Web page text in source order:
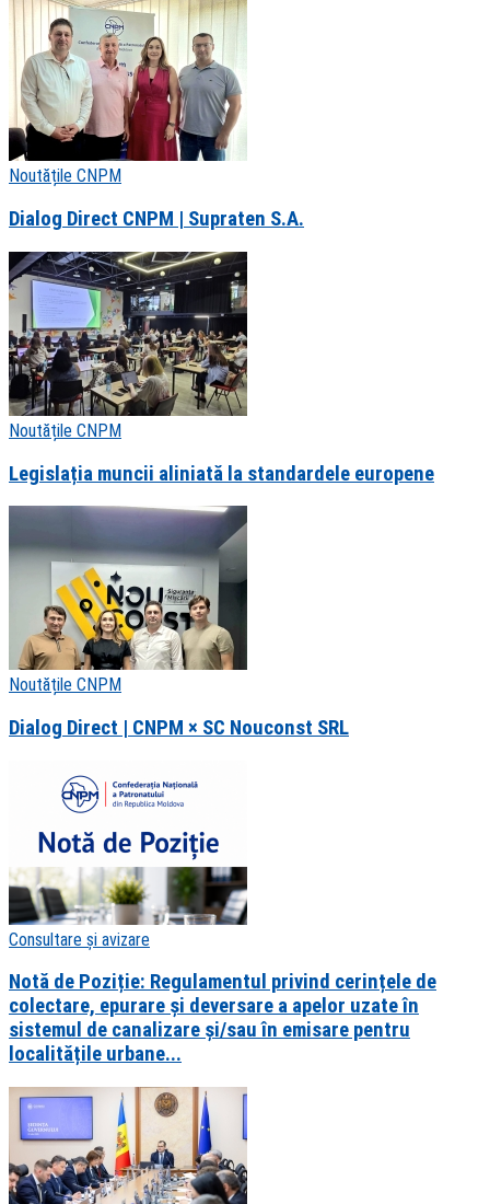
Noutățile CNPM
Dialog Direct CNPM | Supraten S.A.
Noutățile CNPM
Legislația muncii aliniată la standardele europene
Noutățile CNPM
Dialog Direct | CNPM × SC Nouconst SRL
Consultare și avizare
Notă de Poziție: Regulamentul privind cerințele de
colectare, epurare și deversare a apelor uzate în
sistemul de canalizare și/sau în emisare pentru
localitățile urbane...